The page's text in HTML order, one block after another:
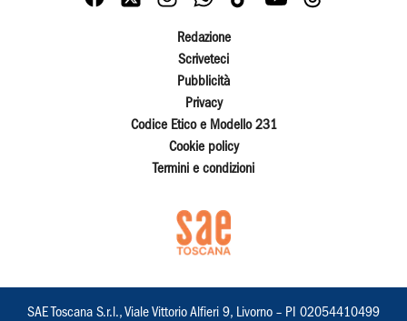
Redazione
Scriveteci
Pubblicità
Privacy
Codice Etico e Modello 231
Cookie policy
Termini e condizioni
SAE Toscana S.r.l., Viale Vittorio Alfieri 9, Livorno – PI 02054410499